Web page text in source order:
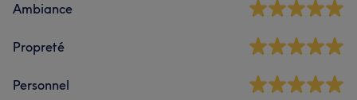
Ambiance
Propreté
Personnel